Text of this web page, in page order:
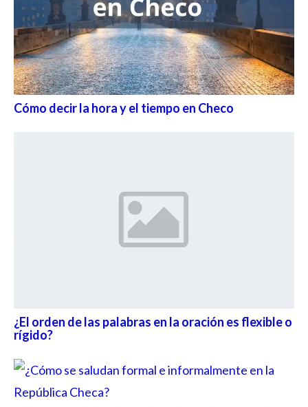
Cómo decir la hora y el tiempo en Checo
¿El orden de las palabras en la oración es flexible o
rígido?